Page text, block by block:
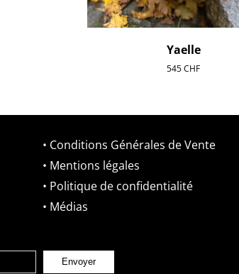
Yaelle
545CHF
• Conditions Générales de Vente
• Mentions légales
• Politique de confidentialité
• Médias
Envoyer